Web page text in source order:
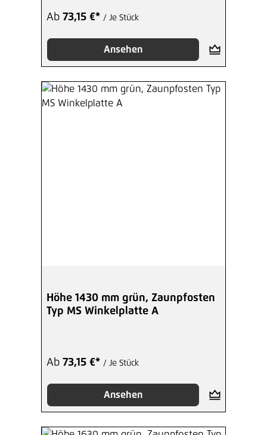
Ab 73,15 €* / Je Stück
Ansehen
Höhe 1430 mm grün, Zaunpfosten
Typ MS Winkelplatte A
Ab 73,15 €* / Je Stück
Ansehen